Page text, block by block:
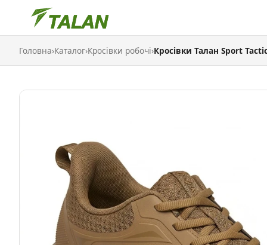
Головна›Каталог›Кросівки робочі›Кросівки Талан Sport